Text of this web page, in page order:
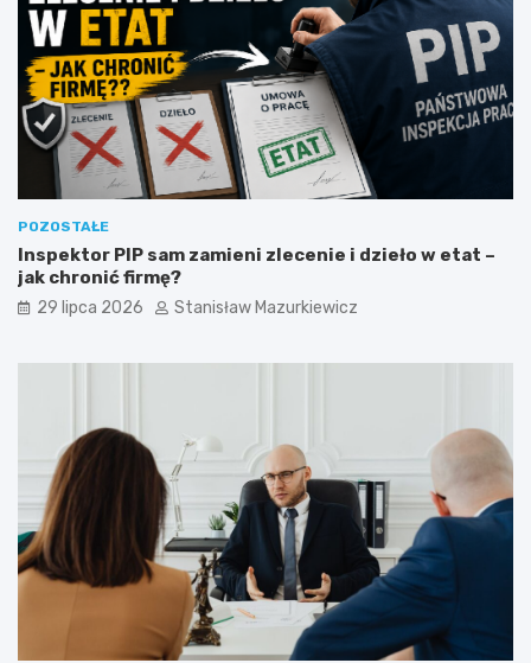
POZOSTAŁE
Inspektor PIP sam zamieni zlecenie i dzieło w etat –
jak chronić firmę?
29 lipca 2026 Stanisław Mazurkiewicz